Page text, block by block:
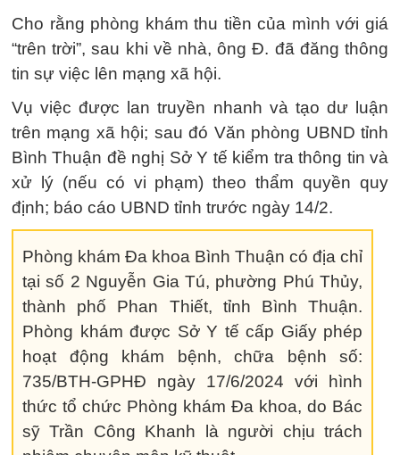
Cho rằng phòng khám thu tiền của mình với giá
“trên trời”, sau khi về nhà, ông Đ. đã đăng thông
tin sự việc lên mạng xã hội.
Vụ việc được lan truyền nhanh và tạo dư luận
trên mạng xã hội; sau đó Văn phòng UBND tỉnh
Bình Thuận đề nghị Sở Y tế kiểm tra thông tin và
xử lý (nếu có vi phạm) theo thẩm quyền quy
định; báo cáo UBND tỉnh trước ngày 14/2.
Phòng khám Đa khoa Bình Thuận có địa chỉ
tại số 2 Nguyễn Gia Tú, phường Phú Thủy,
thành phố Phan Thiết, tỉnh Bình Thuận.
Phòng khám được Sở Y tế cấp Giấy phép
hoạt động khám bệnh, chữa bệnh số:
735/BTH-GPHĐ ngày 17/6/2024 với hình
thức tổ chức Phòng khám Đa khoa, do Bác
sỹ Trần Công Khanh là người chịu trách